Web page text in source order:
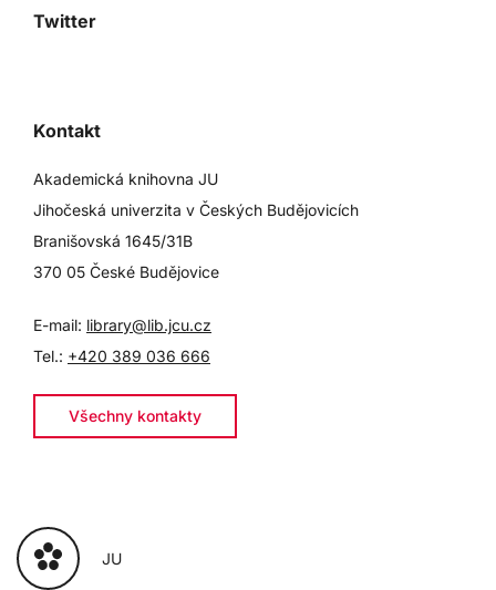
Twitter
Kontakt
Akademická knihovna JU
Jihočeská univerzita v Českých Budějovicích
Branišovská 1645/31B
370 05 České Budějovice
E-mail: library@lib.jcu.cz
Tel.: +420 389 036 666
Všechny kontakty
JU